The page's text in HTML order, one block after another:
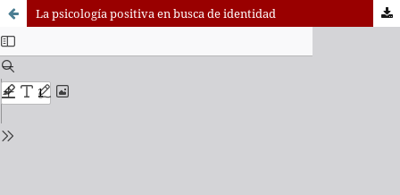
La psicología positiva en busca de identidad